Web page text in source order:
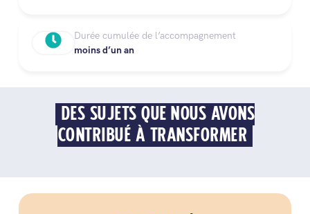
Durée cumulée de l’accompagnement
moins d’un an
DES SUJETS QUE NOUS AVONS
CONTRIBUÉ À TRANSFORMER